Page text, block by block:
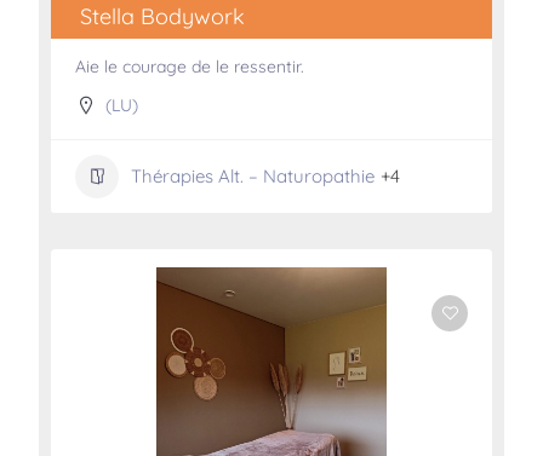
Stella Bodywork
Aie le courage de le ressentir.
(LU)
Thérapies Alt. – Naturopathie +4